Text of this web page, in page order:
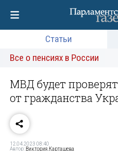
Статьи
Все о пенсиях в России
МВД будет
от гражданства
12.04.2023 08:40
Автор: Виктория Карташева